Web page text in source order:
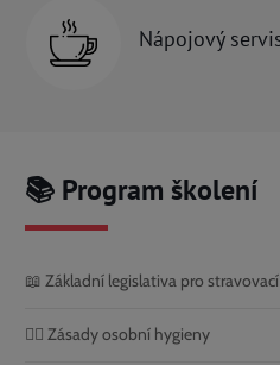
Nápojový
📚 Program školení
📖 Základní legislativa pro
🧍‍♀️ Zásady osobní hygieny